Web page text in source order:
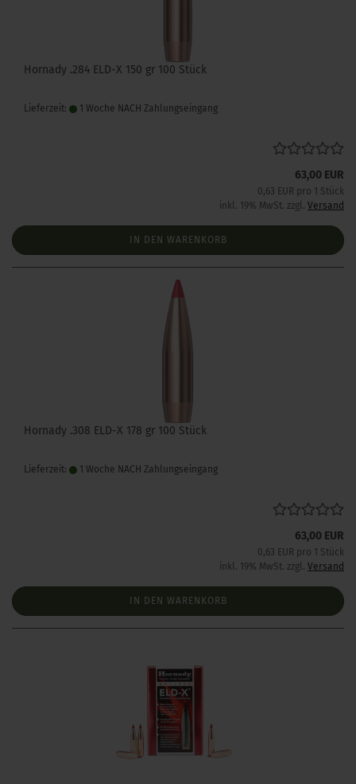
Hornady .284 ELD-X 150 gr 100 Stück
Lieferzeit: 1 Woche NACH Zahlungseingang
63,00 EUR
0,63 EUR pro 1 Stück
inkl. 19% MwSt. zzgl. Versand
IN DEN WARENKORB
Hornady .308 ELD-X 178 gr 100 Stück
Lieferzeit: 1 Woche NACH Zahlungseingang
63,00 EUR
0,63 EUR pro 1 Stück
inkl. 19% MwSt. zzgl. Versand
IN DEN WARENKORB